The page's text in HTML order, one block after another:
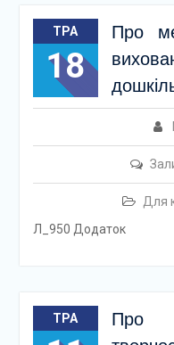
ТРА
18
Про
Для
Л_950 Додаток
ТРА
Про